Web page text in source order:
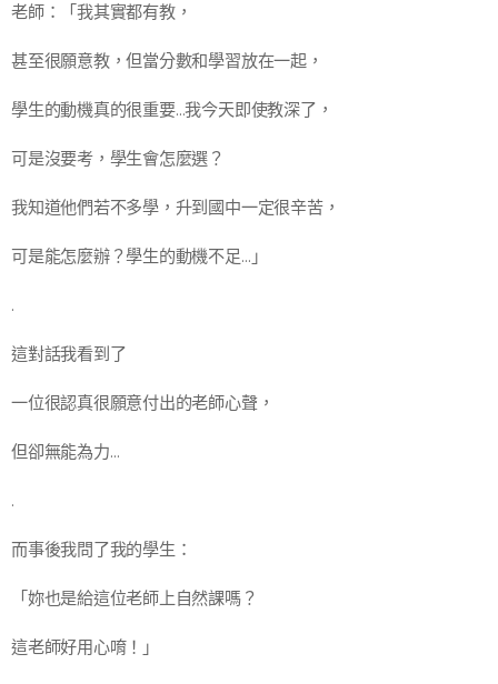
老師：「我其實都有教，
甚至很願意教，但當分數和學習放在一起，
學生的動機真的很重要…我今天即使教深了，
可是沒要考，學生會怎麼選？
我知道他們若不多學，升到國中一定很辛苦，
可是能怎麼辦？學生的動機不足…」
.
這對話我看到了
一位很認真很願意付出的老師心聲，
但卻無能為力…
.
而事後我問了我的學生：
「妳也是給這位老師上自然課嗎？
這老師好用心唷！」